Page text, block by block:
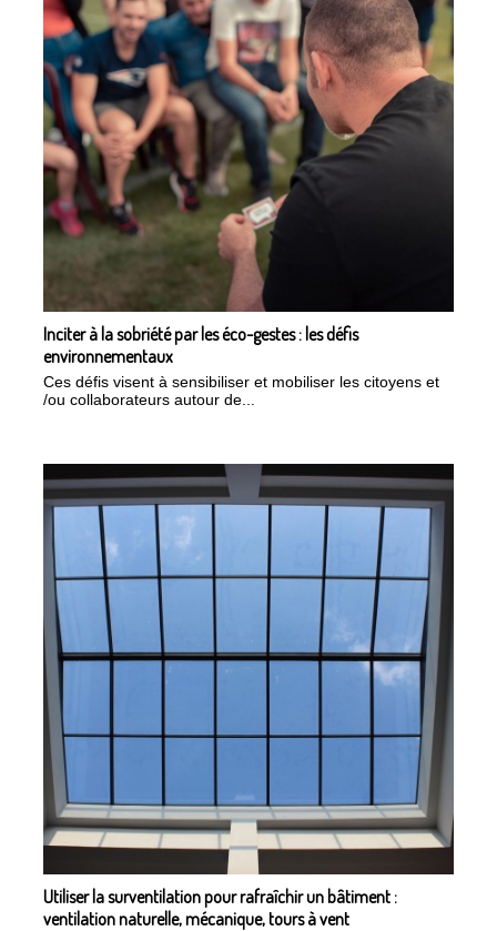
Inciter à la sobriété par les éco-gestes : les défis
environnementaux
Ces défis visent à sensibiliser et mobiliser les citoyens et
/ou collaborateurs autour de...
Utiliser la surventilation pour rafraîchir un bâtiment :
ventilation naturelle, mécanique, tours à vent